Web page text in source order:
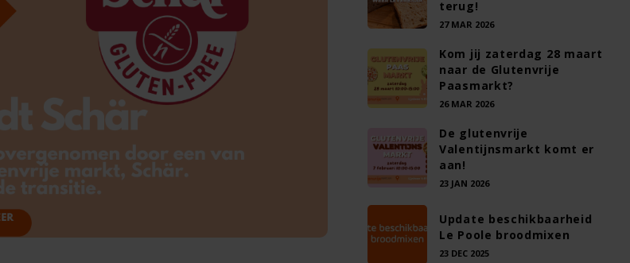
terug!
27 MAR 2026
Kom jij zaterdag 28 maart
naar de Glutenvrije
Paasmarkt?
26 MAR 2026
De glutenvrije
Valentijnsmarkt komt er
aan!
23 JAN 2026
Update beschikbaarheid
Le Poole broodmixen
23 DEC 2025